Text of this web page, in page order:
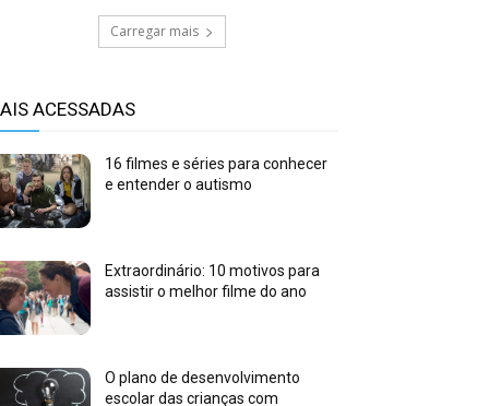
Carregar mais
ACESSADAS
16 filmes e séries para conhecer
e entender o autismo
Extraordinário: 10 motivos para
assistir o melhor filme do ano
O plano de desenvolvimento
escolar das crianças com